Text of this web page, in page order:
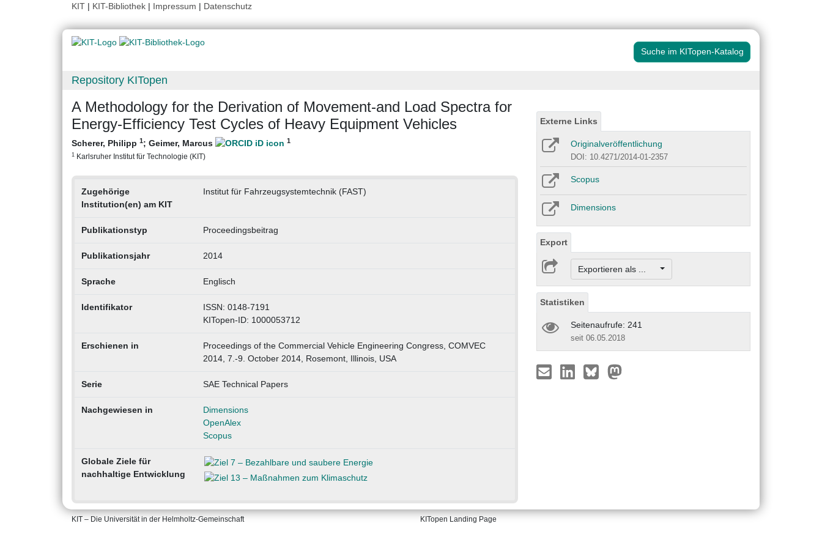
KIT | KIT-Bibliothek | Impressum | Datenschutz
Suche im KITopen-Katalog
Repository KITopen
A Methodology for the Derivation of Movement-and Load Spectra for
Energy-Efficiency Test Cycles of Heavy Equipment Vehicles
Scherer, Philipp 1; Geimer, Marcus 1
1 Karlsruher Institut für Technologie (KIT)
Zugehörige
Institution(en) am KIT
Institut für Fahrzeugsystemtechnik (FAST)
Publikationstyp Proceedingsbeitrag
Publikationsjahr 2014
Sprache Englisch
Identifikator
ISSN: 0148-7191
KITopen-ID: 1000053712
Erschienen in
Proceedings of the Commercial Vehicle Engineering Congress, COMVEC
2014, 7.-9. October 2014, Rosemont, Illinois, USA
Serie SAE Technical Papers
Nachgewiesen in
Dimensions
OpenAlex
Scopus
Globale Ziele für
nachhaltige Entwicklung
Externe Links
Originalveröffentlichung
DOI: 10.4271/2014-01-2357
Scopus
Dimensions
Export
Exportieren als ...
Statistiken
Seitenaufrufe: 241
seit 06.05.2018
KIT – Die Universität in der Helmholtz-Gemeinschaft KITopen Landing Page